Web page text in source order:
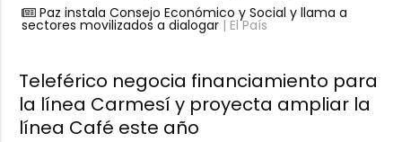
Paz instala Consejo Económico y Social y llama a
sectores movilizados a dialogar| El País
Teleférico negocia financiamiento para
la línea Carmesí y proyecta ampliar la
línea Café este año